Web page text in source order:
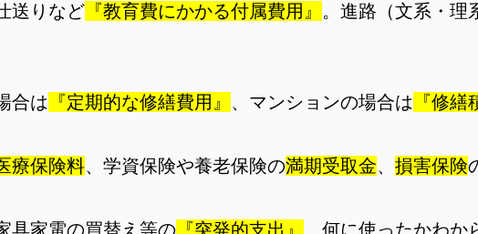
送りなど 『教育費にかかる付属費用』 。進路（文系・理
合は 『定期的な修繕費用』 、マンションの場合は 『修
療保険料、学資保険や養老保険の満期受取金、 損害保険
具家電の買替え等の 『突発的支出』 、何に使ったかわか